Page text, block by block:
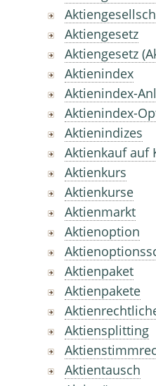
Aktiengesetz
Aktiengesetz
Aktienindex
Aktienindex-
Aktienindex-
Aktienindizes
Aktienkauf auf
Aktienkurs
Aktienkurse
Aktienmarkt
Aktienoption
Aktienpaket
Aktienpakete
Aktiensplitting
Aktientausch